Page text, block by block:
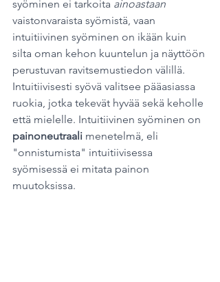
syöminen ei tarkoita ainoastaan
vaistonvaraista syömistä, vaan
intuitiivinen syöminen on ikään kuin
silta oman kehon kuuntelun ja näyttöön
perustuvan ravitsemustiedon välillä.
Intuitiivisesti syövä valitsee pääasiassa
ruokia, jotka tekevät hyvää sekä keholle
että mielelle. Intuitiivinen syöminen on
painoneutraali menetelmä, eli
"onnistumista" intuitiivisessa
syömisessä ei mitata painon
muutoksissa.